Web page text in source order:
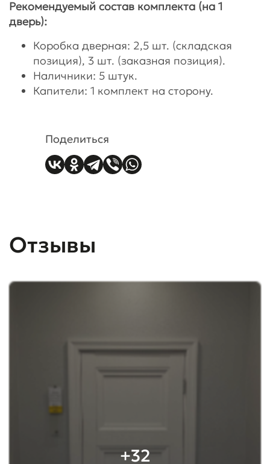
Рекомендуемый состав комплекта (на 1
дверь):
Коробка дверная: 2,5 шт. (складская
позиция), 3 шт. (заказная позиция).
Наличники: 5 штук.
Капители: 1 комплект на сторону.
Поделиться
Отзывы
+32